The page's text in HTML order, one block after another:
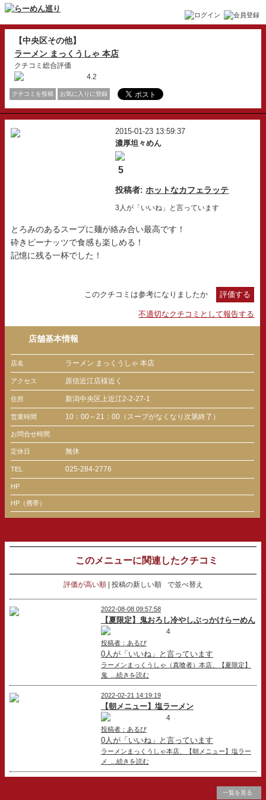
【中央区その他】
ラーメン まっくうしゃ 本店
クチコミ総合評価
4.2
クチコミを投稿 お気に入りに登録
2015-01-23 13:59:37
濃厚坦々めん
5
投稿者:ホットなカフェラッテ
3人が「いいね」と言っています
とろみのあるスープに麺が絡み合い最高です！
砕きピーナッツで食感も楽しめる！
記憶に残る一杯でした！
このクチコミは参考になりましたか 評価する
不適切なクチコミとして報告する
店舗基本情報
店名 ラーメン まっくうしゃ 本店
アクセス 原信近江店様近く
住所 新潟中央区上近江2-2-27-1
営業時間 10：00～21：00（スープがなくなり次第終了）
お問合せ時間
定休日 無休
TEL 025-284-2776
HP
HP（携帯）
このメニューに関連したクチコミ
評価が高い順 投稿の新しい順 で並べ替え
2022-08-08 09:57:58
【夏限定】鬼おろし冷やしぶっかけらーめん
4
投稿者：あるび
0人が「いいね」と言っています
ラーメンまっくうしゃ（真喰者）本店、【夏限定】
鬼 ...続きを読む
2022-02-21 14:19:19
【朝メニュー】塩ラーメン
4
投稿者：あるび
0人が「いいね」と言っています
ラーメンまっくうしゃ本店、【朝メニュー】塩ラー
メ ...続きを読む
一覧を見る